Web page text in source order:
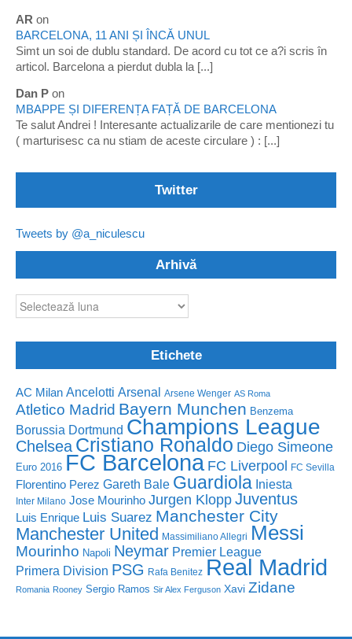
AR on
BARCELONA, 11 ANI ȘI ÎNCĂ UNUL
Simt un soi de dublu standard. De acord cu tot ce a?i scris în
articol. Barcelona a pierdut dubla la [...]
Dan P on
MBAPPE ȘI DIFERENȚA FAȚĂ DE BARCELONA
Te salut Andrei ! Interesante actualizarile de care mentionezi tu
( marturisesc ca nu stiam de aceste circulare ) : [...]
Twitter
Tweets by @a_niculescu
Arhivă
Etichete
AC Milan Ancelotti Arsenal Arsene Wenger AS Roma
Atletico Madrid Bayern Munchen Benzema
Borussia Dortmund Champions League
Chelsea Cristiano Ronaldo Diego Simeone
Euro 2016 FC Barcelona FC Liverpool FC Sevilla
Florentino Perez Gareth Bale Guardiola Iniesta
Inter Milano Jose Mourinho Jurgen Klopp Juventus
Luis Enrique Luis Suarez Manchester City
Manchester United Massimiliano Allegri Messi
Mourinho Napoli Neymar Premier League
Primera Division PSG Rafa Benitez Real Madrid
Romania Rooney Sergio Ramos Sir Alex Ferguson Xavi Zidane